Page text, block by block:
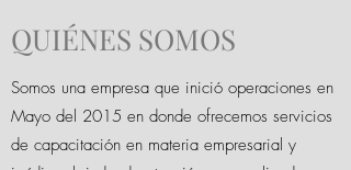
QUIÉNES SOMOS
Somos una empresa que inició operaciones en
Mayo del 2015 en donde ofrecemos servicios
de capacitación en materia empresarial y